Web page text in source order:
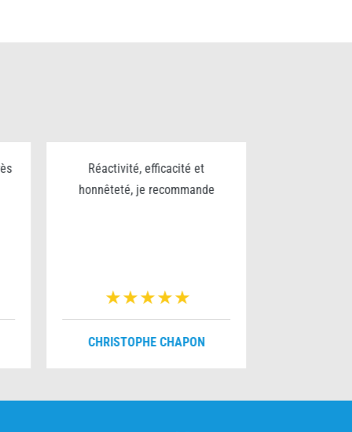
Réactivité, efficacité et
honnêteté, je recommande
CHRISTOPHE CHAPON